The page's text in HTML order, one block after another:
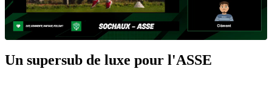
Un supersub de luxe pour l'ASSE